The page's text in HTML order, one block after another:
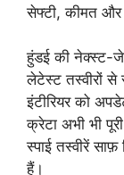
सेफ्टी, कीमत और
हुंडई की नेक्स्ट-
लेटेस्ट तस्वीरों
इंटीरियर को
क्रेटा अभी भी
स्पाई तस्वीरें
हैं।